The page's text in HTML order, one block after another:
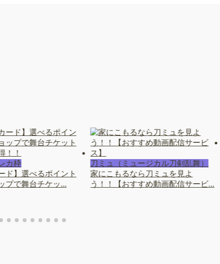
カ枠
ド】選べるポイント
プで舞台チケッ...
刀ミュ（ミュージカル刀剣乱舞）
家にこもるなら刀ミュを見よ
う！！【おすすめ動画配信サービ...